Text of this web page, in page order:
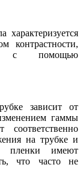
характеризуется
контрастности,
с помощью
зависит от
гаммы
на трубке и
пленки имеют
что часто не